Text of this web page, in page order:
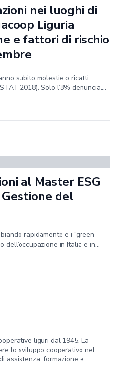
nei luoghi di
Liguria
e fattori di rischio
subito molestie o ricatti
2018). Solo l’8% denuncia....
al Master ESG
del
rapidamente e i “green
dell’occupazione in Italia e in...
liguri dal 1945. La
lo sviluppo cooperativo nel
assistenza, formazione e